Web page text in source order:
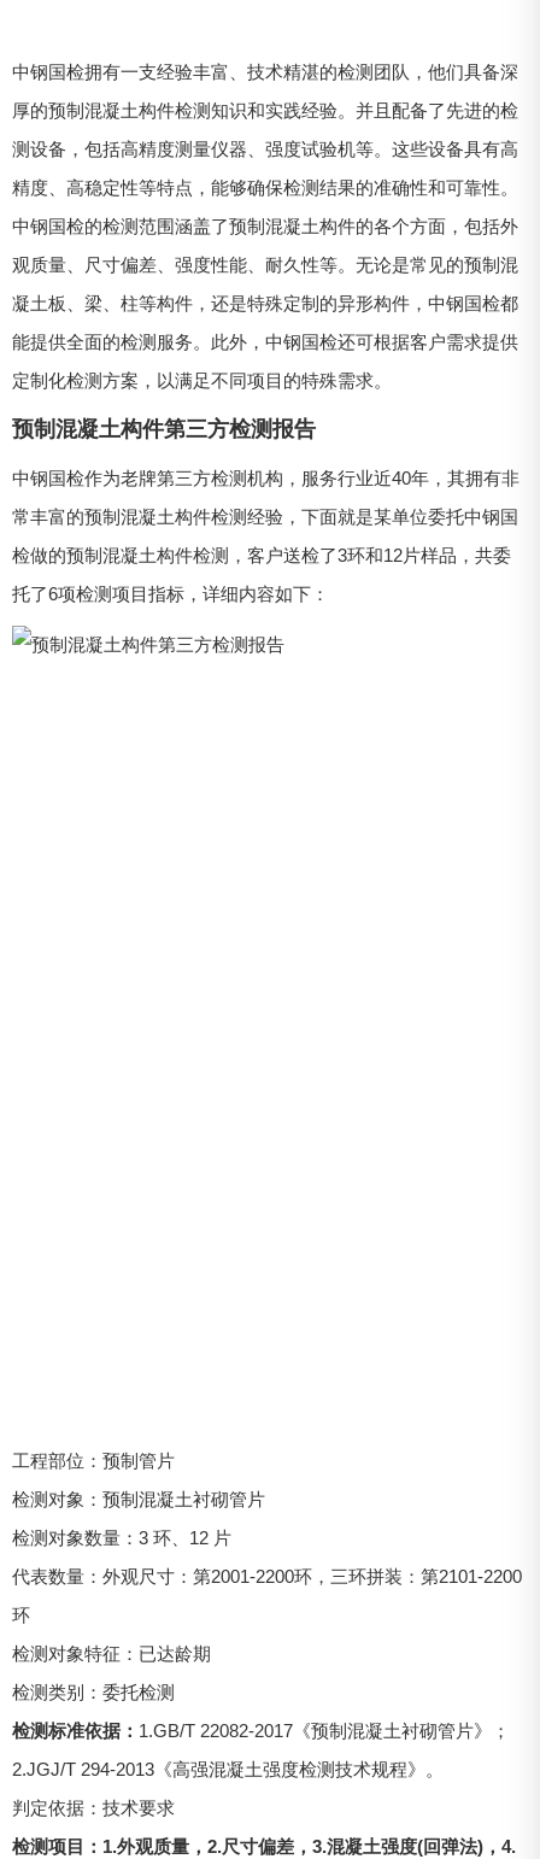
中钢国检拥有一支经验丰富、技术精湛的检测团队，他们具备深
厚的预制混凝土构件检测知识和实践经验。并且配备了先进的检
测设备，包括高精度测量仪器、强度试验机等。这些设备具有高
精度、高稳定性等特点，能够确保检测结果的准确性和可靠性。
中钢国检的检测范围涵盖了预制混凝土构件的各个方面，包括外
观质量、尺寸偏差、强度性能、耐久性等。无论是常见的预制混
凝土板、梁、柱等构件，还是特殊定制的异形构件，中钢国检都
能提供全面的检测服务。此外，中钢国检还可根据客户需求提供
定制化检测方案，以满足不同项目的特殊需求。
预制混凝土构件第三方检测报告
中钢国检作为老牌第三方检测机构，服务行业近40年，其拥有非
常丰富的预制混凝土构件检测经验，下面就是某单位委托中钢国
检做的预制混凝土构件检测，客户送检了3环和12片样品，共委
托了6项检测项目指标，详细内容如下：
工程部位：预制管片
检测对象：预制混凝土衬砌管片
检测对象数量：3 环、12 片
代表数量：外观尺寸：第2001-2200环，三环拼装：第2101-2200
环
检测对象特征：已达龄期
检测类别：委托检测
检测标准依据： 1.GB/T 22082-2017《预制混凝土衬砌管片》；
2.JGJ/T 294-2013《高强混凝土强度检测技术规程》。
判定依据：技术要求
检测项目：1.外观质量，2.尺寸偏差，3.混凝土强度(回弹法)，4.